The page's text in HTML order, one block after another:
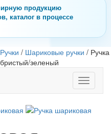
продукцию
каталог в процессе
Ручки / Шариковые ручки / Ручка
зеленый
Toggle